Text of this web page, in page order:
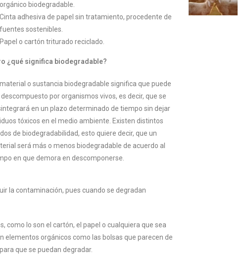
orgánico biodegradable.
Cinta adhesiva de papel sin tratamiento, procedente de
fuentes sostenibles.
Papel o cartón triturado reciclado.
¿qué significa biodegradable?
o sustancia biodegradable significa que puede
por organismos vivos, es decir, que se
en un plazo determinado de tiempo sin dejar
tóxicos en el medio ambiente. Existen distintos
de biodegradabilidad, esto quiere decir, que un
será más o menos biodegradable de acuerdo al
en que demora en descomponerse.
la contaminación, pues cuando se degradan
como lo son el cartón, el papel o cualquiera que sea
orgánicos como las bolsas que parecen de
que se puedan degradar.